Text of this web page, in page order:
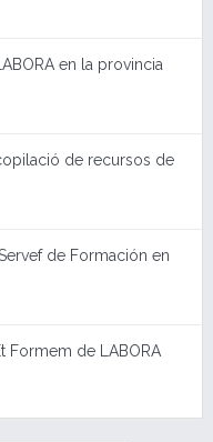
en la provincia
de recursos de
de Formación en
Formem de LABORA